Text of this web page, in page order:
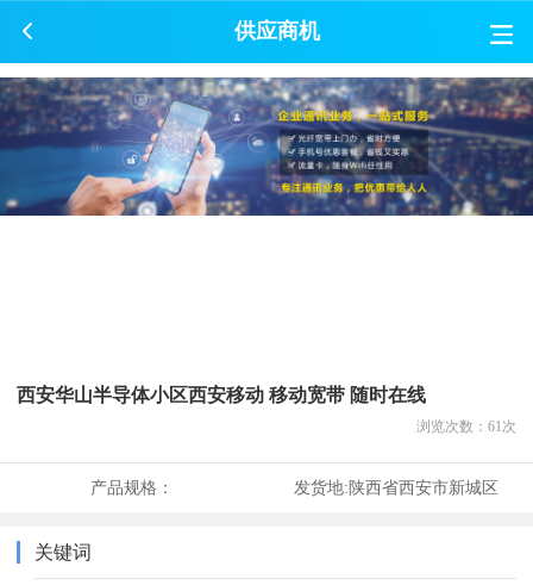
供应商机
西安华山半导体小区西安移动 移动宽带 随时在线
浏览次数： 61 次
产品规格： 发货地:陕西省西安市新城区
关键词